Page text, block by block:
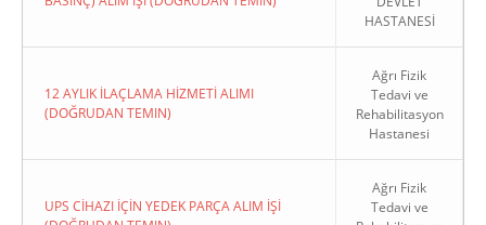
HASTANESİ
12 AYLIK İLAÇLAMA HİZMETİ ALIMI
(DOĞRUDAN TEMIN)
Ağrı Fizik
Tedavi ve
Rehabilitasyon
Hastanesi
UPS CİHAZI İÇİN YEDEK PARÇA ALIM İŞİ
Ağrı Fizik
Tedavi ve